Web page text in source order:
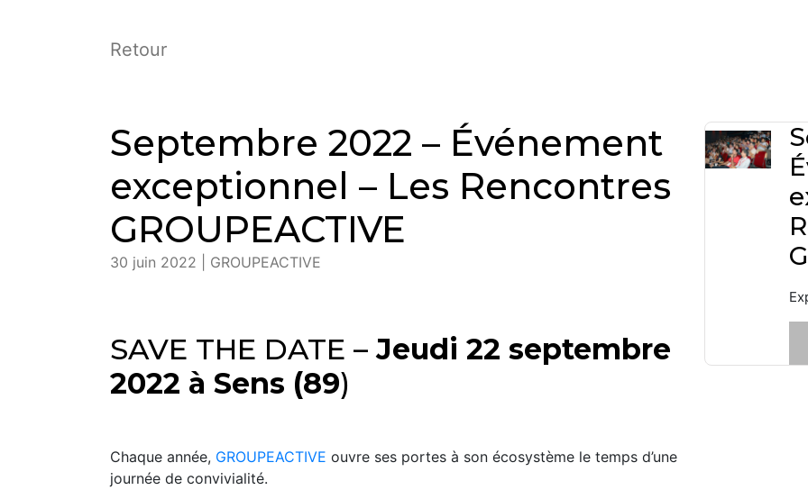
Retour
Septembre 2022 – Événement
exceptionnel – Les Rencontres
GROUPEACTIVE
30 juin 2022 | GROUPEACTIVE
SAVE THE DATE –Jeudi 22 septembre
2022 à Sens (89)
Chaque année, GROUPEACTIVE ouvre ses portes à son écosystème le temps d’une
journée de convivialité.